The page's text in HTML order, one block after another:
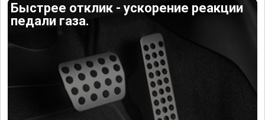
Быстрее отклик - ускорение реакции
педали газа.